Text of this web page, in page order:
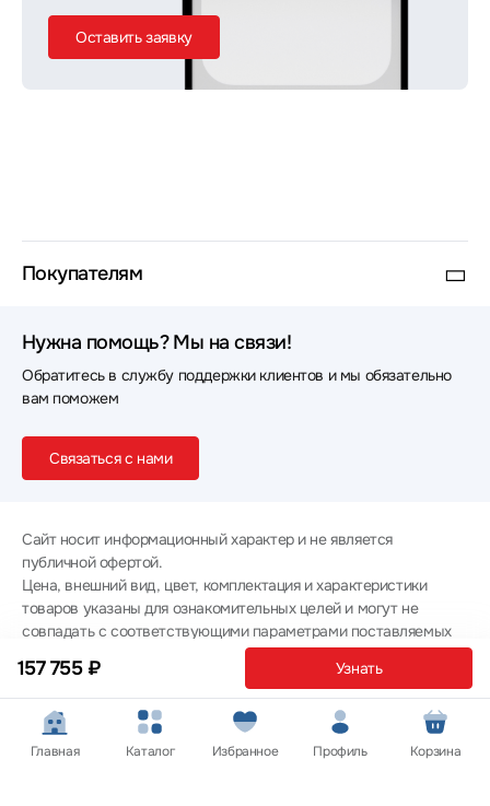
157 755 ₽ Узнать
Оставить заявку
Покупателям
Нужна помощь? Мы на связи!
Обратитесь в службу поддержки клиентов и мы обязательно
вам поможем
Связаться с нами
Сайт носит информационный характер и не является
публичной офертой.
Цена, внешний вид, цвет, комплектация и характеристики
товаров указаны для ознакомительных целей и могут не
совпадать с соответствующими параметрами поставляемых
товаров - уточняйте информацию у менеджера при
оформлении заказа.
Политика конфиденциальности
© 2012 — 2026 ООО «Эпл Тэк»
Главная Каталог Избранное Профиль Корзина